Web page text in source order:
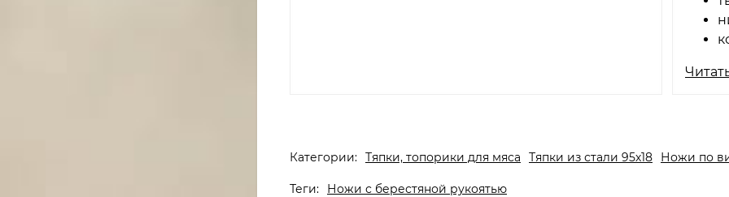
Категории: Тяпки, топорики для мяса Тяпки из стали 95х18 Ножи по
Теги: Ножи с берестяной рукоятью